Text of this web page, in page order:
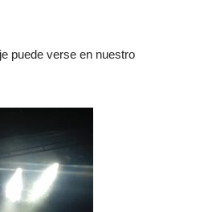
puede verse en nuestro